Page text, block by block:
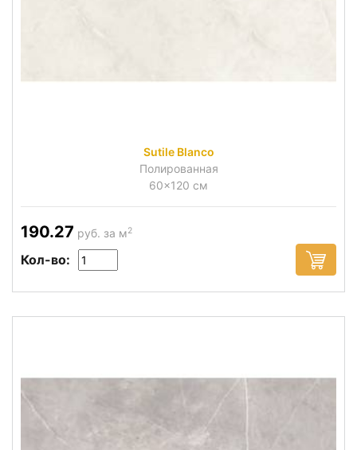
Sutile Blanco
Полированная
60x120 см
190.27 руб. за м2
Кол-во: